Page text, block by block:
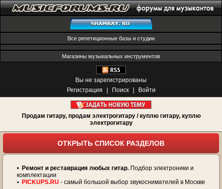
Все репетиционные базы и студии
Магазины музыкальных инструментов
Вы не зарегистрированы
Регистрация
Поиск Войти
Продам гитару, продам электрогитару / куплю гитару, куплю
электрогитару
ОТКРЫТЬ СПИСОК РАЗДЕЛОВ
• Ремонт и реставрация любых гитар. Подбор электроники и
комплектации
• PICKUPS.RU - самый большой выбор звукоснимателей в Москве